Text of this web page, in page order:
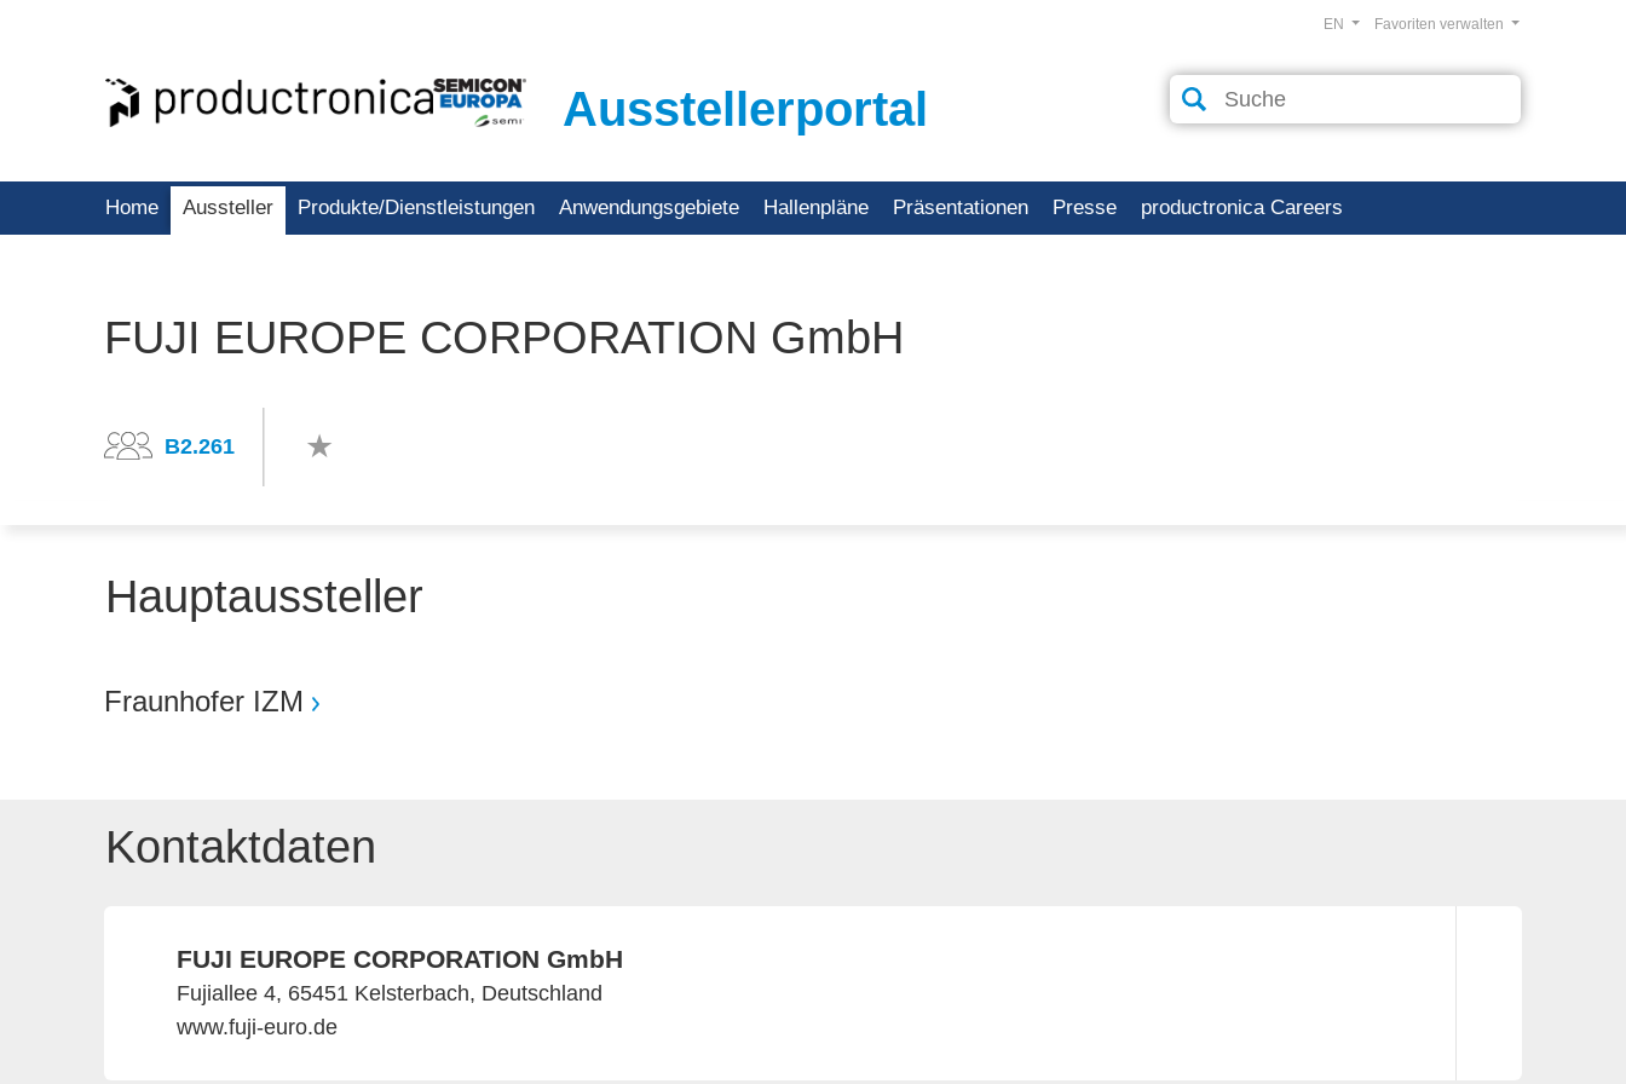
Ausstellerportal
Favoriten verwalten
EN
Home Aussteller Produkte/Dienstleistungen Anwendungsgebiete Hallenpläne Präsentationen Presse productronica Careers
FUJI EUROPE CORPORATION GmbH
B2.261
Hauptaussteller
Fraunhofer IZM
Kontaktdaten
FUJI EUROPE CORPORATION GmbH
Fujiallee 4, 65451 Kelsterbach, Deutschland
www.fuji-euro.de